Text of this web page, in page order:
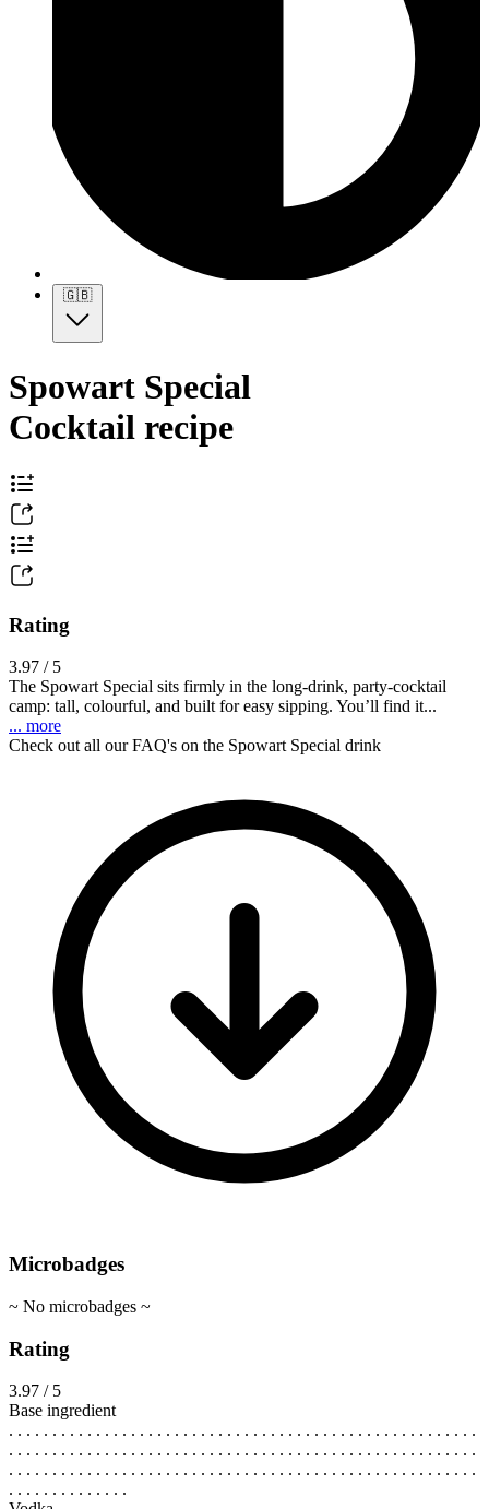
🇬🇧
Spowart Special
Cocktail recipe
Rating
3.97 / 5
The Spowart Special sits firmly in the long-drink, party-cocktail
camp: tall, colourful, and built for easy sipping. You’ll find it...
... more
Check out all our FAQ's on the Spowart Special drink
Microbadges
~ No microbadges ~
Rating
3.97 / 5
Base ingredient
. . . . . . . . . . . . . . . . . . . . . . . . . . . . . . . . . . . . . . . . . . . . . . . . . . . . . .
. . . . . . . . . . . . . . . . . . . . . . . . . . . . . . . . . . . . . . . . . . . . . . . . . . . . . .
. . . . . . . . . . . . . . . . . . . . . . . . . . . . . . . . . . . . . . . . . . . . . . . . . . . . . .
. . . . . . . . . . . . . .